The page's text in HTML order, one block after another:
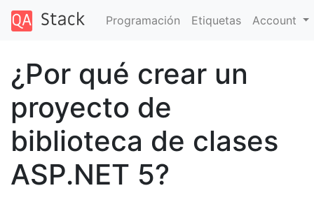
Programación Etiquetas Account
¿Por qué crear un
proyecto de
biblioteca de clases
ASP.NET 5?